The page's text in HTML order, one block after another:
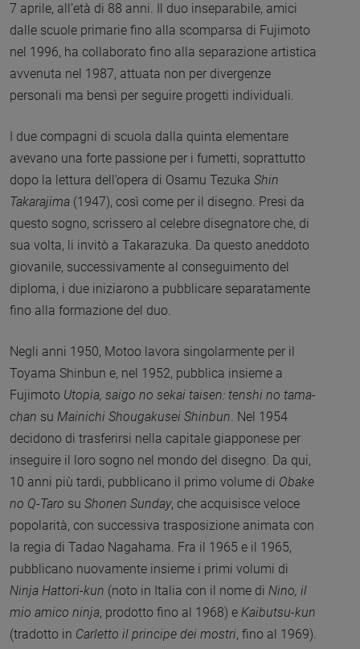
7 aprile, all’età di 88 anni. Il duo inseparabile, amici
dalle scuole primarie fino alla scomparsa di Fujimoto
nel 1996, ha collaborato fino alla separazione artistica
avvenuta nel 1987, attuata non per divergenze
personali ma bensì per seguire progetti individuali.
I due compagni di scuola dalla quinta elementare
avevano una forte passione per i fumetti, soprattutto
dopo la lettura dell’opera di Osamu Tezuka Shin
Takarajima (1947), così come per il disegno. Presi da
questo sogno, scrissero al celebre disegnatore che, di
sua volta, li invitò a Takarazuka. Da questo aneddoto
giovanile, successivamente al conseguimento del
diploma, i due iniziarono a pubblicare separatamente
fino alla formazione del duo.
Negli anni 1950, Motoo lavora singolarmente per il
Toyama Shinbun e, nel 1952, pubblica insieme a
Fujimoto Utopia, saigo no sekai taisen: tenshi no tama-
chan su Mainichi Shougakusei Shinbun. Nel 1954
decidono di trasferirsi nella capitale giapponese per
inseguire il loro sogno nel mondo del disegno. Da qui,
10 anni più tardi, pubblicano il primo volume di Obake
no Q-Taro su Shonen Sunday, che acquisisce veloce
popolarità, con successiva trasposizione animata con
la regia di Tadao Nagahama. Fra il 1965 e il 1965,
pubblicano nuovamente insieme i primi volumi di
Ninja Hattori-kun (noto in Italia con il nome di Nino, il
mio amico ninja, prodotto fino al 1968) e Kaibutsu-kun
(tradotto in Carletto il principe dei mostri, fino al 1969).